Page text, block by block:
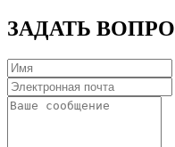
ЗАДАТЬ